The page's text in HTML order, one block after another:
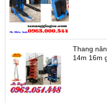
Thang
14m 16m